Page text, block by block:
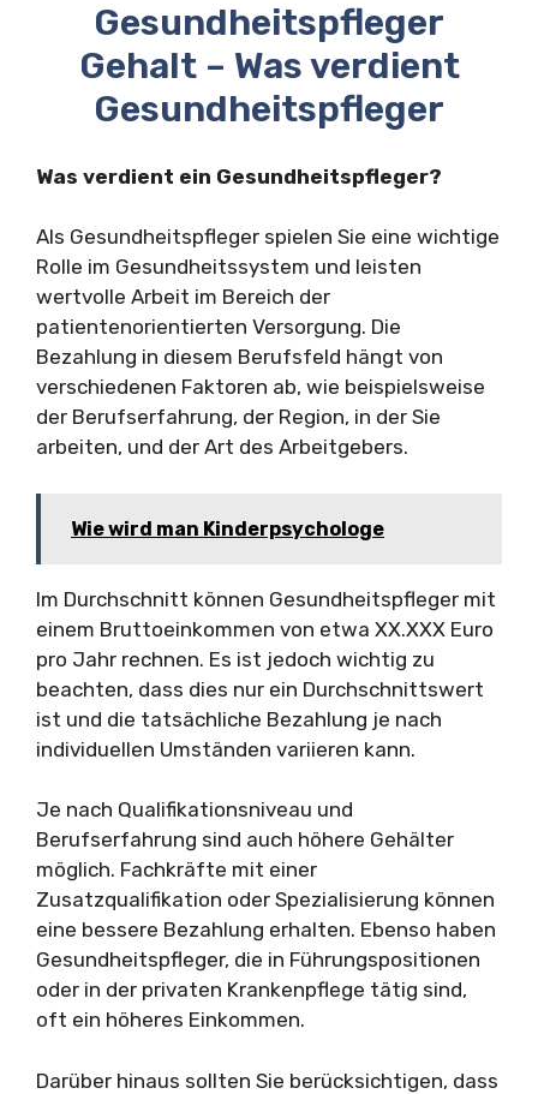
Gesundheitspfleger
Gehalt – Was verdient
Gesundheitspfleger
Was verdient ein Gesundheitspfleger?
Als Gesundheitspfleger spielen Sie eine wichtige
Rolle im Gesundheitssystem und leisten
wertvolle Arbeit im Bereich der
patientenorientierten Versorgung. Die
Bezahlung in diesem Berufsfeld hängt von
verschiedenen Faktoren ab, wie beispielsweise
der Berufserfahrung, der Region, in der Sie
arbeiten, und der Art des Arbeitgebers.
Wie wird man Kinderpsychologe
Im Durchschnitt können Gesundheitspfleger mit
einem Bruttoeinkommen von etwa XX.XXX Euro
pro Jahr rechnen. Es ist jedoch wichtig zu
beachten, dass dies nur ein Durchschnittswert
ist und die tatsächliche Bezahlung je nach
individuellen Umständen variieren kann.
Je nach Qualifikationsniveau und
Berufserfahrung sind auch höhere Gehälter
möglich. Fachkräfte mit einer
Zusatzqualifikation oder Spezialisierung können
eine bessere Bezahlung erhalten. Ebenso haben
Gesundheitspfleger, die in Führungspositionen
oder in der privaten Krankenpflege tätig sind,
oft ein höheres Einkommen.
Darüber hinaus sollten Sie berücksichtigen, dass